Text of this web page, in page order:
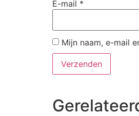
E-mail *
Mijn naam, e-mail